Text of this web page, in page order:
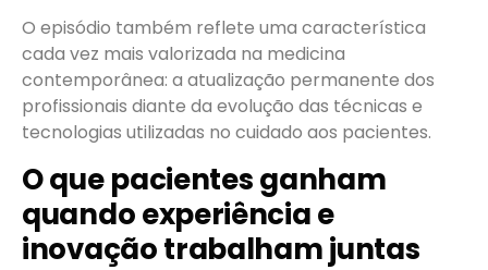
O episódio também reflete uma característica
cada vez mais valorizada na medicina
contemporânea: a atualização permanente dos
profissionais diante da evolução das técnicas e
tecnologias utilizadas no cuidado aos pacientes.
O que pacientes ganham
quando experiência e
inovação trabalham juntas